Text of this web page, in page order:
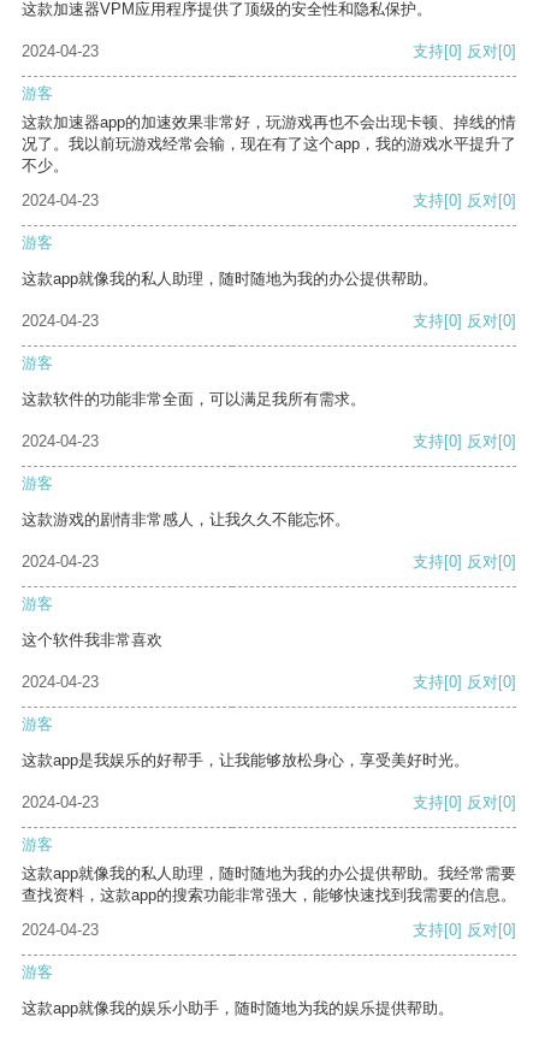
这款加速器VPM应用程序提供了顶级的安全性和隐私保护。
2024-04-23 支持[0] 反对[0]
游客
这款加速器app的加速效果非常好，玩游戏再也不会出现卡顿、掉线的情
况了。我以前玩游戏经常会输，现在有了这个app，我的游戏水平提升了
不少。
2024-04-23
支持[0] 反对[0]
游客
这款app就像我的私人助理，随时随地为我的办公提供帮助。
2024-04-23 支持[0] 反对[0]
游客
这款软件的功能非常全面，可以满足我所有需求。
2024-04-23 支持[0] 反对[0]
游客
这款游戏的剧情非常感人，让我久久不能忘怀。
2024-04-23 支持[0] 反对[0]
游客
这个软件我非常喜欢
2024-04-23 支持[0] 反对[0]
游客
这款app是我娱乐的好帮手，让我能够放松身心，享受美好时光。
2024-04-23 支持[0] 反对[0]
游客
这款app就像我的私人助理，随时随地为我的办公提供帮助。我经常需要
查找资料，这款app的搜索功能非常强大，能够快速找到我需要的信息。
2024-04-23
支持[0] 反对[0]
游客
这款app就像我的娱乐小助手，随时随地为我的娱乐提供帮助。